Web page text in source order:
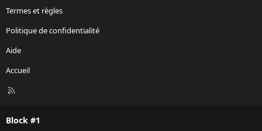
Termes et règles
Politique de confidentialité
Aide
Accueil
R
Block #1